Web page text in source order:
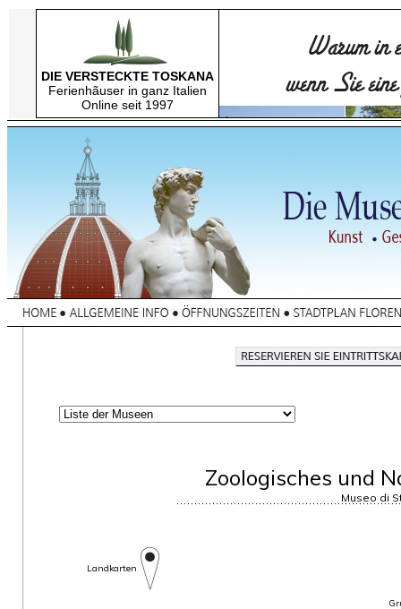
DIE VERSTECKTE TOSKANA
Ferienhãuser in ganz Italien
Online seit 1997
Zoologisches und
Museo di
Landkarten